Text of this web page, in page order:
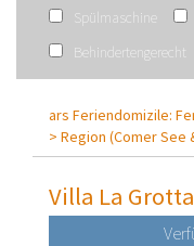
Spülmaschine
Behindertengerecht
ars Feriendomizile:
> Region (Comer See
Villa La Grotta